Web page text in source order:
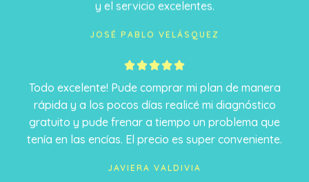
y el servicio excelentes.
JOSÉ PABLO VELÁSQUEZ
/
5
Todo excelente! Pude comprar mi plan de manera
rápida y a los pocos días realicé mi diagnóstico
gratuito y pude frenar a tiempo un problema que